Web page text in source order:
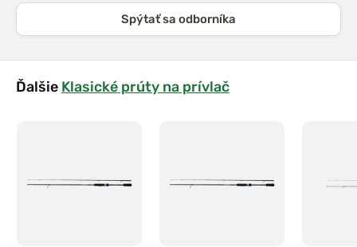
Spýtať sa odborníka
Ďalšie Klasické prúty na prívlač